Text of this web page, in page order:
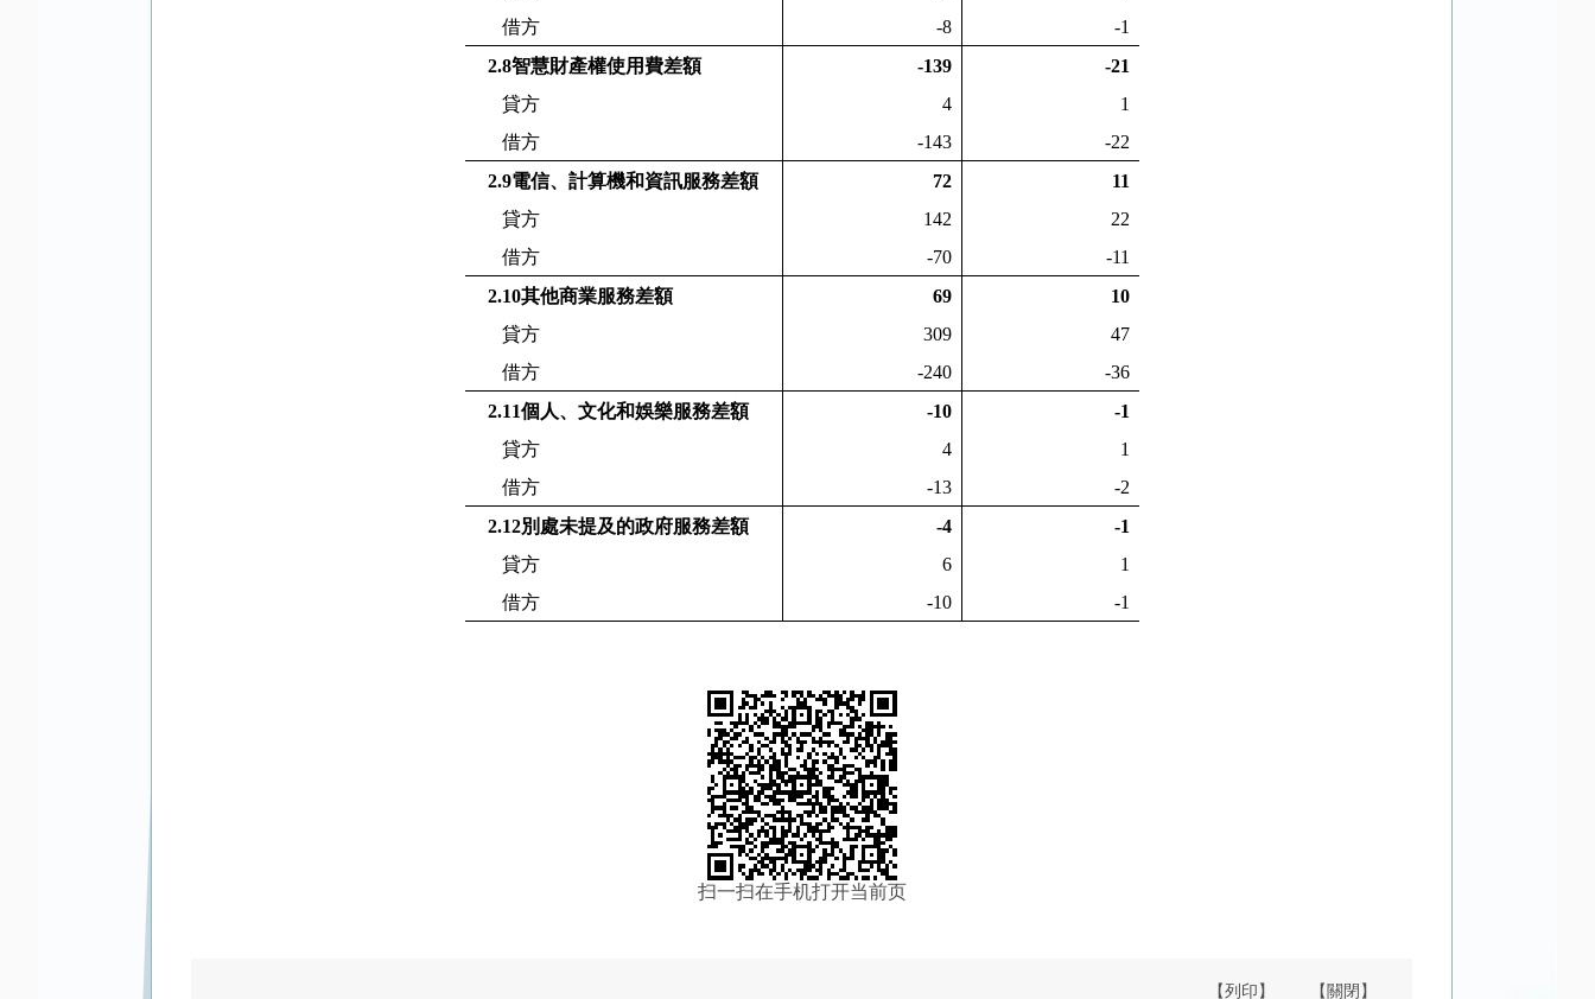
借方
-8
-1
2.8智慧財產權使用費差額 -139
-21
貸方
4
1
借方
-143
-22
2.9電信、計算機和資訊服務差額 72
11
貸方
142
22
借方
-70
-11
2.10其他商業服務差額 69
10
貸方
309
47
借方
-240
-36
2.11個人、文化和娛樂服務差額 -10
-1
貸方
4
1
借方
-13
-2
2.12別處未提及的政府服務差額 -4
-1
貸方
6
1
借方
-10 -1
扫一扫在手机打开当前页
【列印】 【關閉】